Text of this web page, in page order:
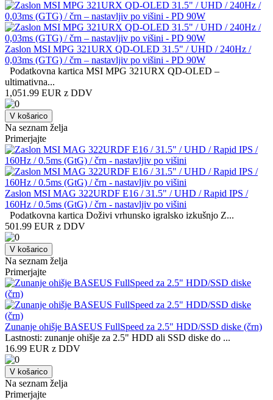
Zaslon MSI MPG 321URX QD-OLED 31.5" / UHD / 240Hz /
0,03ms (GTG) / črn – nastavljiv po višini - PD 90W
Podatkovna kartica MSI MPG 321URX QD-OLED –
ultimativna...
1,051.99 EUR z DDV
V košarico
Na seznam želja
Primerjajte
Zaslon MSI MAG 322URDF E16 / 31.5" / UHD / Rapid IPS /
160Hz / 0.5ms (GtG) / črn - nastavljiv po višini
Podatkovna kartica Doživi vrhunsko igralsko izkušnjo Z...
501.99 EUR z DDV
V košarico
Na seznam želja
Primerjajte
Zunanje ohišje BASEUS FullSpeed za 2.5" HDD/SSD diske (črn)
Lastnosti: zunanje ohišje za 2.5" HDD ali SSD diske do ...
16.99 EUR z DDV
V košarico
Na seznam želja
Primerjajte